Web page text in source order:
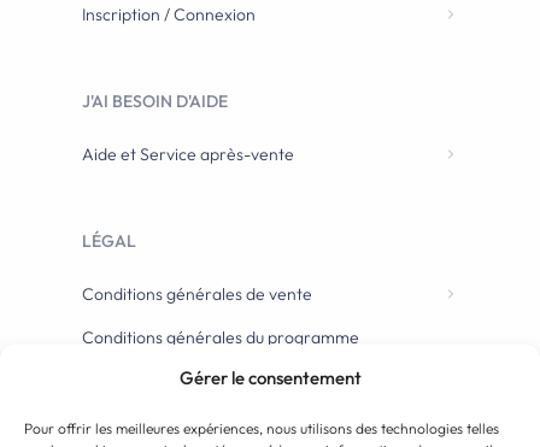
Gérer le consentement
Pour offrir les meilleures expériences, nous utilisons des technologies telles
Inscription / Connexion
J'AI BESOIN D'AIDE
Aide et Service après-vente
LÉGAL
Conditions générales de vente
Conditions générales du programme